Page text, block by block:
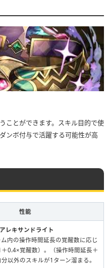
ことができます。スキル目的で使
ンボ付与で活躍する可能性が高
性能
レキサンドライト
内の操作時間延長の覚醒数に応じ
0.4×覚醒数）。（操作時間延長＋
以外のスキルが1ターン溜まる。